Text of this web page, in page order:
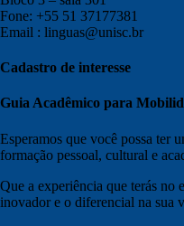
Fone: +55 51 37177381
Email : linguas@unisc.br
Cadastro de interesse
Guia Acadêmico para
Esperamos que você possa ter
formação pessoal, cultural e
Que a experiência que terás no
inovador e o diferencial na sua